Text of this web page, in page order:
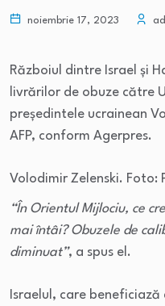
noiembrie 17, 2023
Războiul dintre Israel şi
livrărilor de obuze către
preşedintele ucrainean
AFP, conform Agerpres.
Volodimir Zelenski. Foto:
“În Orientul Mijlociu, ce
mai întâi? Obuzele de
diminuat”, a spus el.
Israelul, care beneficiază